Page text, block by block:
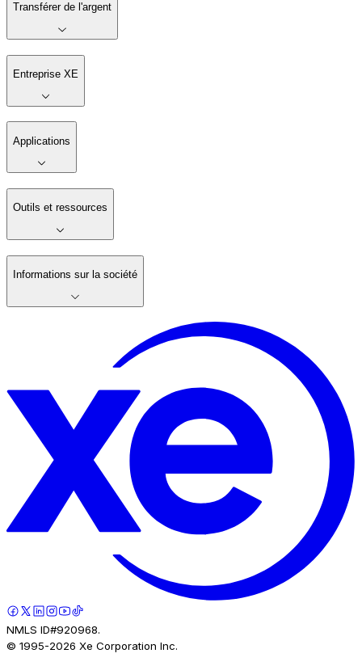
Transférer de l'argent
Entreprise XE
Applications
Outils et ressources
Informations sur la société
NMLS ID#920968.
© 1995-2026 Xe Corporation Inc.